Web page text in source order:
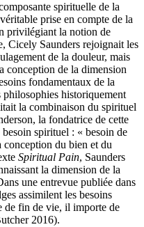
spirituelle de la
prise en compte de la
privilégiant la notion de
Cicely Saunders rejoignait les
de la douleur, mais
conception de la dimension
fondamentaux de la
philosophies historiquement
la combinaison du spirituel
la fondatrice de cette
spirituel : « besoin de
conception du bien et du
Spiritual Pain, Saunders
la dimension de la
une entrevue publiée dans
assimilent les besoins
de fin de vie, il importe de
2016).